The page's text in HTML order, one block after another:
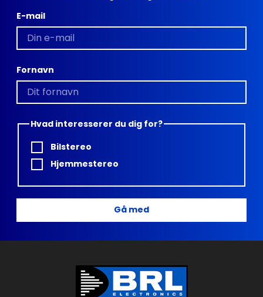
E-mail
Fornavn
Hvad interesserer du dig for?
Bilstereo
Hjemmestereo
Gå med